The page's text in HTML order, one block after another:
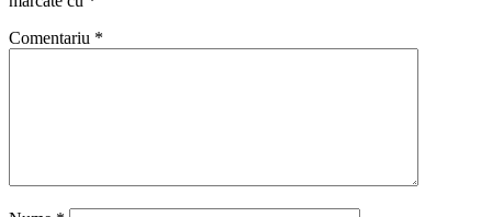
Comentariu *